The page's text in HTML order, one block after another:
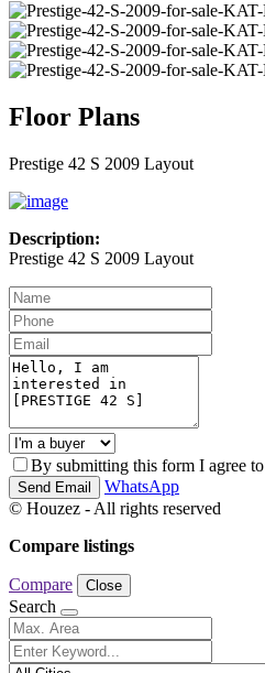
Floor Plans
Prestige 42 S 2009 Layout
Description:
Prestige 42 S 2009 Layout
By submitting this form I agree to
Send Email
WhatsApp
© Houzez - All rights reserved
Compare listings
Compare Close
Search